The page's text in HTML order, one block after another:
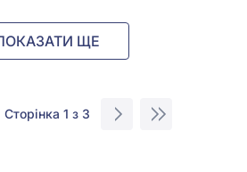
ЩЕ
Сторінка 1 з 3